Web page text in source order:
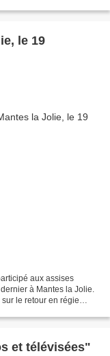
le 19
aux assises
à Mantes la Jolie.
le retour en régie
et télévisées"